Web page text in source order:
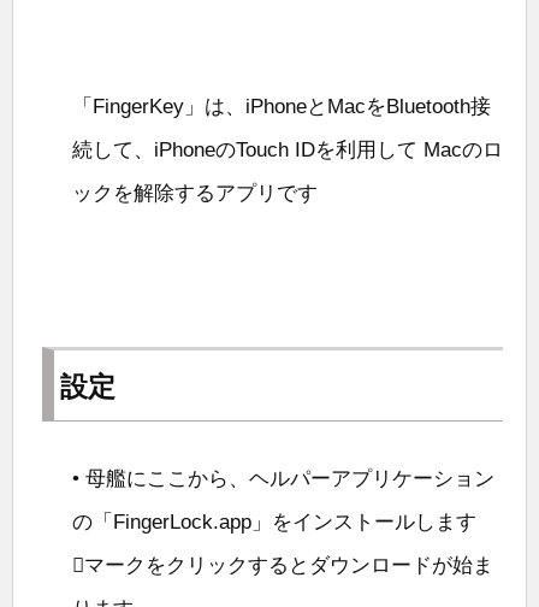
「FingerKey」は、iPhoneとMacをBluetooth接
続して、iPhoneのTouch IDを利用して Macのロ
ックを解除するアプリです
設定
• 母艦にここから、ヘルパーアプリケーション
の「FingerLock.app」をインストールします
マークをクリックするとダウンロードが始ま